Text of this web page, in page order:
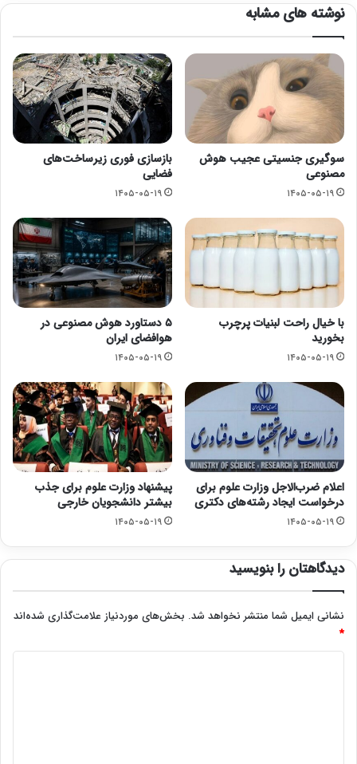
نوشته های مشابه
سوگیری جنسیتی عجیب هوش
مصنوعی
۱۴۰۵-۰۵-۱۹
بازسازی فوری زیرساخت‌های
فضایی
۱۴۰۵-۰۵-۱۹
با خیال راحت لبنیات پرچرب
بخورید
۱۴۰۵-۰۵-۱۹
۵ دستاورد هوش مصنوعی در
هوافضای ایران
۱۴۰۵-۰۵-۱۹
اعلام ضرب‌الاجل وزارت علوم برای
درخواست ایجاد رشته‌های دکتری
۱۴۰۵-۰۵-۱۹
پیشنهاد وزارت علوم برای جذب
بیشتر دانشجویان خارجی
۱۴۰۵-۰۵-۱۹
دیدگاهتان را بنویسید
نشانی ایمیل شما منتشر نخواهد شد. بخش‌های موردنیاز علامت‌گذاری شده‌اند
*